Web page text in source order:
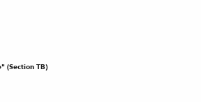
(Section TB)